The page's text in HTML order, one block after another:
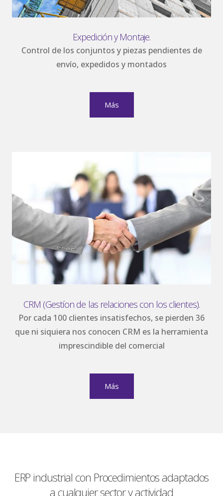
Expedición y Montaje.
Control de los conjuntos y piezas pendientes de
envío, expedidos y montados
Más
CRM (Gestíon de las relaciones con los clientes).
Por cada 100 clientes insatisfechos, se pierden 36
que ni siquiera nos conocen CRM es la herramienta
imprescindible del comercial
Más
ERP industrial con Procedimientos adaptados
a cualquier sector y actividad